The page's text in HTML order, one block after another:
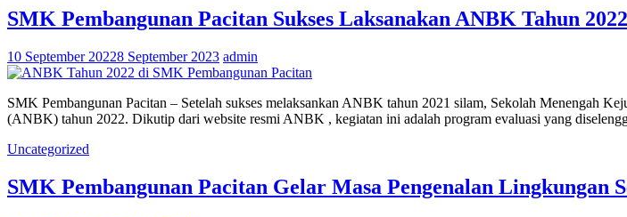
SMK Pembangunan Pacitan Sukses Laksanakan ANBK Tahun 2022
10 September 20228 September 2023 admin
SMK Pembangunan Pacitan – Setelah sukses melaksankan ANBK tahun 2021 silam, Sekolah Menengah
(ANBK) tahun 2022. Dikutip dari website resmi ANBK , kegiatan ini adalah program evaluasi yang
Uncategorized
SMK Pembangunan Pacitan Gelar Masa Pengenalan Lingkungan